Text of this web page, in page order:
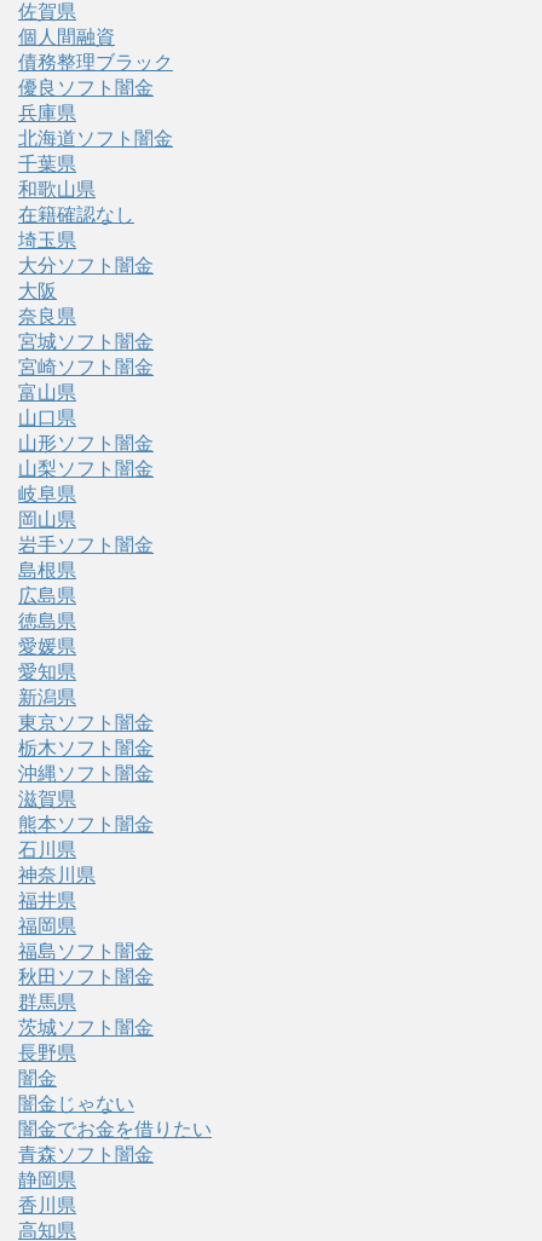
佐賀県
個人間融資
債務整理ブラック
優良ソフト闇金
兵庫県
北海道ソフト闇金
千葉県
和歌山県
在籍確認なし
埼玉県
大分ソフト闇金
大阪
奈良県
宮城ソフト闇金
宮崎ソフト闇金
富山県
山口県
山形ソフト闇金
山梨ソフト闇金
岐阜県
岡山県
岩手ソフト闇金
島根県
広島県
徳島県
愛媛県
愛知県
新潟県
東京ソフト闇金
栃木ソフト闇金
沖縄ソフト闇金
滋賀県
熊本ソフト闇金
石川県
神奈川県
福井県
福岡県
福島ソフト闇金
秋田ソフト闇金
群馬県
茨城ソフト闇金
長野県
闇金
闇金じゃない
闇金でお金を借りたい
青森ソフト闇金
静岡県
香川県
高知県